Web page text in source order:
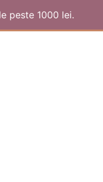
peste 1000 lei.